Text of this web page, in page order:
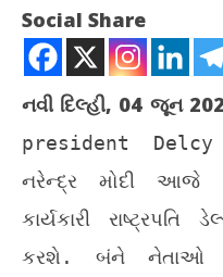
Social Share
નવી દિલ્હી, 04 જૂન
president
નરેન્દ્ર મોદી આજે
કાર્યકારી રાષ્ટ્રપતિ
કરશે. બંને નેતાઓ